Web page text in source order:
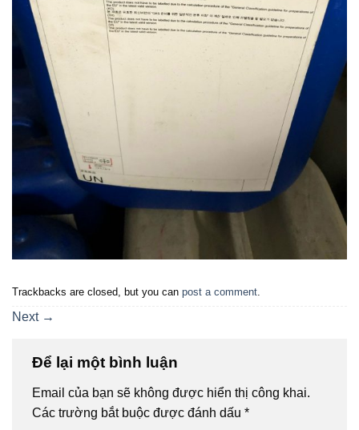
Trackbacks are closed, but you can post a comment
Next →
Để lại một bình luận
Email của bạn sẽ không được hiển thị công khai.
Các trường bắt buộc được đánh dấu *